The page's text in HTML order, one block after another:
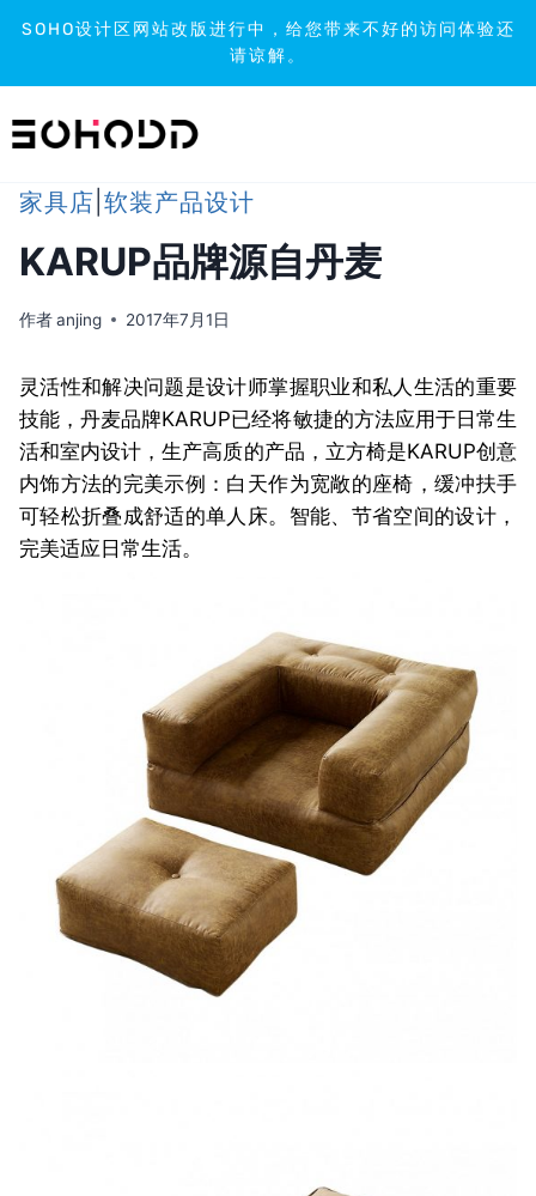
SOHO设计区网站改版进行中，给您带来不好的访问体验还
请谅解。
到
家具店 软装产品设计
KARUP品牌源自丹麦
作者anjing 2017年7月1日
灵活性和解决问题是设计师掌握职业和私人生活的重要
技能，丹麦品牌KARUP已经将敏捷的方法应用于日常生
活和室内设计，生产高质的产品，立方椅是KARUP创意
内饰方法的完美示例：白天作为宽敞的座椅，缓冲扶手
可轻松折叠成舒适的单人床。智能、节省空间的设计，
完美适应日常生活。